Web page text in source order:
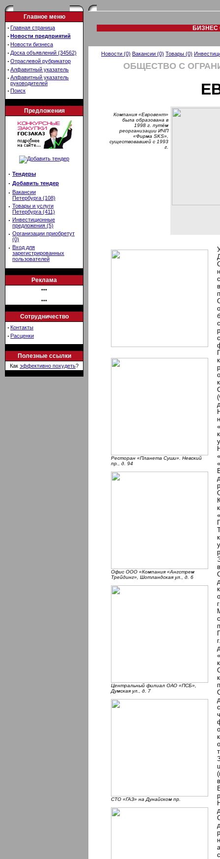
Главное меню
· Главная страница
· Новости предприятий
· Новости бизнеса
· Доска объявлений (34562)
· Отраслевой рубрикатор
· Алфавитный указатель
· Алфавитный указатель
руководителей
· Поиск
Предложения
· Тендеры
· Добавить тендер
· Вакансии
Петербурга (108)
· Товары и услуги
Петербурга (411)
· Инвестиционные
предложения (5)
· Организации приобретут
(0)
· Вход для
зарегистрированных
пользователей
Реклама
•••
•••
Сотрудничество
· Контакты
· Расценки
Полезные ссылки
Как эффективно похудеть?
БИЗНЕС
Новости (0) Вакансии (0) Товары (0)
ОБЩЕСТВО С
Компания «Евровент»
была образована в
1998 г. путём
реорганизации ИЧП
«Фирма SKS»,
существовавшей с 1993
г.
Ресторан «Планета Суши». Невский
пр., д. 94
Офис ООО «Компания «Ангстрем
Трейдинг», Шотландская ул., д. 6
Центральный филиал ОАО «ПСБ»,
Думская ул., д. 7
СТО «ГАЗ» на Дунайском пр.